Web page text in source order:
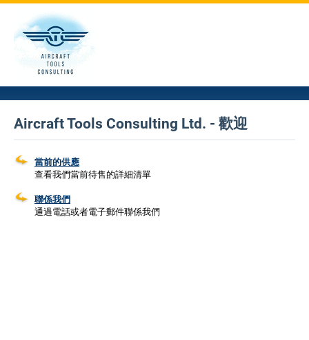
Aircraft Tools Consulting Ltd. - 歡迎
當前的供應
查看我們當前待售的詳細清單
聯係我們
通過電話或者電子郵件聯係我們